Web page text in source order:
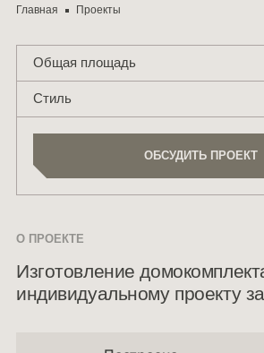
Главная Проекты
Общая площадь
Стиль
ОБСУДИТЬ ПРОЕКТ
ОБСУДИТЬ ПРОЕКТ
О ПРОЕКТЕ
Изготовление
индивидуальному проекту